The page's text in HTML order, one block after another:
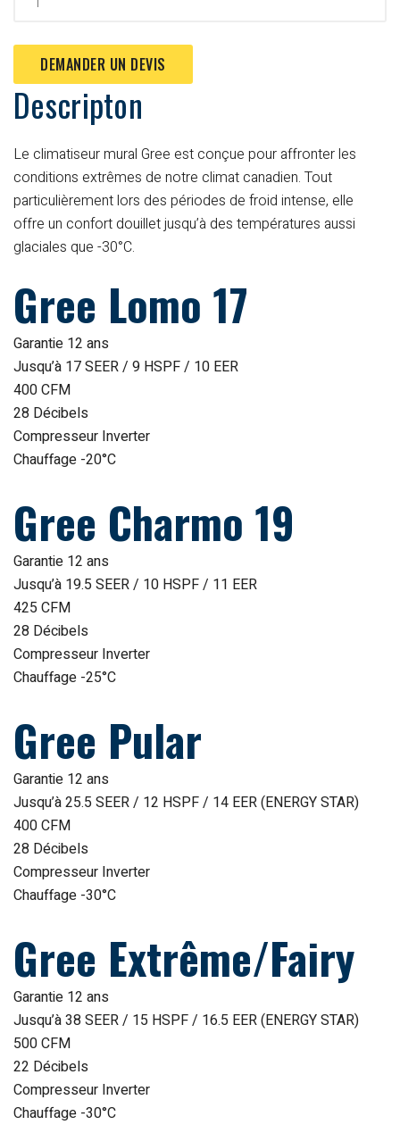
DEMANDER UN DEVIS
Descripton
Le climatiseur mural Gree est conçue pour affronter les
conditions extrêmes de notre climat canadien. Tout
particulièrement lors des périodes de froid intense, elle
offre un confort douillet jusqu’à des températures aussi
glaciales que -30°C.
Gree Lomo 17
Garantie 12 ans
Jusqu’à 17 SEER / 9 HSPF / 10 EER
400 CFM
28 Décibels
Compresseur Inverter
Chauffage -20°C
Gree Charmo 19
Garantie 12 ans
Jusqu’à 19.5 SEER / 10 HSPF / 11 EER
425 CFM
28 Décibels
Compresseur Inverter
Chauffage -25°C
Gree Pular
Garantie 12 ans
Jusqu’à 25.5 SEER / 12 HSPF / 14 EER (ENERGY STAR)
400 CFM
28 Décibels
Compresseur Inverter
Chauffage -30°C
Gree Extrême/Fairy
Garantie 12 ans
Jusqu’à 38 SEER / 15 HSPF / 16.5 EER (ENERGY STAR)
500 CFM
22 Décibels
Compresseur Inverter
Chauffage -30°C